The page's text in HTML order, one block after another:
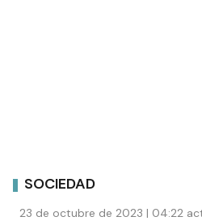
SOCIEDAD
23 de octubre de 2023 | 04:22